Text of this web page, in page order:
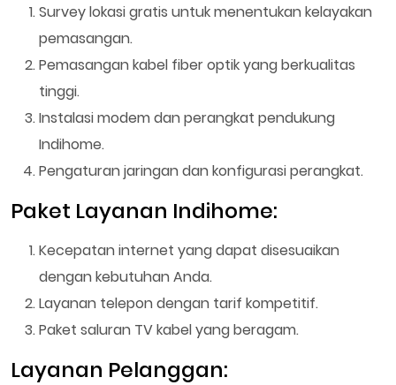
Survey lokasi gratis untuk menentukan kelayakan
pemasangan.
Pemasangan kabel fiber optik yang berkualitas
tinggi.
Instalasi modem dan perangkat pendukung
Indihome.
Pengaturan jaringan dan konfigurasi perangkat.
Paket Layanan Indihome:
Kecepatan internet yang dapat disesuaikan
dengan kebutuhan Anda.
Layanan telepon dengan tarif kompetitif.
Paket saluran TV kabel yang beragam.
Layanan Pelanggan: